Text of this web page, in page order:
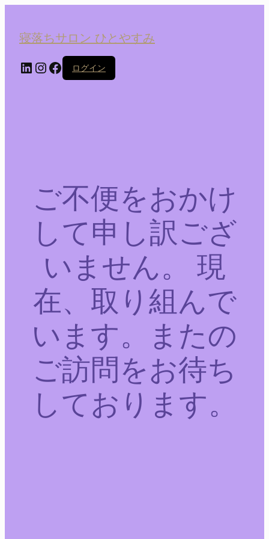
寝落ちサロン ひとやすみ
LinkedIn
Instagram
Facebook
ログイン
ご不便をおかけ
して申し訳ござ
いません。 現
在、取り組んで
います。またの
ご訪問をお待ち
しております。